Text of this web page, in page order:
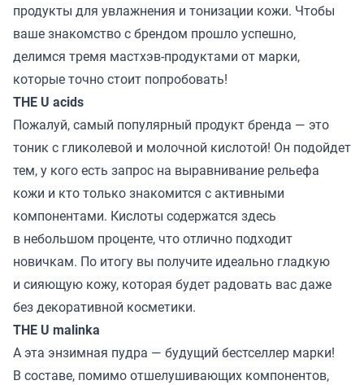
продукты для увлажнения и тонизации кожи. Чтобы
ваше знакомство с брендом прошло успешно,
делимся тремя мастхэв-продуктами от марки,
которые точно стоит попробовать!
THE U acids
Пожалуй, самый популярный продукт бренда — это
тоник с гликолевой и молочной кислотой! Он подойдет
тем, у кого есть запрос на выравнивание рельефа
кожи и кто только знакомится с активными
компонентами. Кислоты содержатся здесь
в небольшом проценте, что отлично подходит
новичкам. По итогу вы получите идеально гладкую
и сияющую кожу, которая будет радовать вас даже
без декоративной косметики.
THE U malinka
А эта энзимная пудра — будущий бестселлер марки!
В составе, помимо отшелушивающих компонентов,